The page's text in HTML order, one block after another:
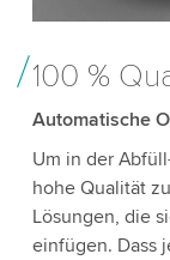
100 %
Automatische
Um in der
hohe Qualität
Lösungen, die
einfügen. Dass